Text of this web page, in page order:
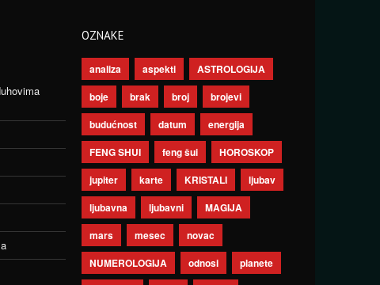
OZNAKE
analiza aspekti
ASTROLOGIJA
boje
brak broj
brojevi
budućnost
datum
energija
FENG SHUI
feng šui
HOROSKOP
jupiter
karte KRISTALI
ljubav
ljubavna
ljubavni
MAGIJA
mars
mesec
novac
NUMEROLOGIJA
odnosi
planete